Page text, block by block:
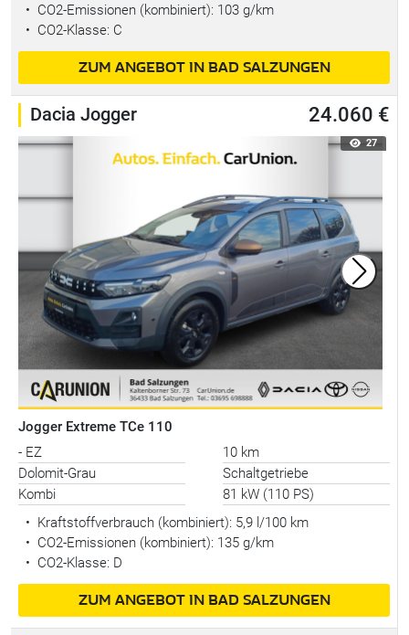
• CO2-Emissionen (kombiniert): 103 g/km
• CO2-Klasse: C
ZUM ANGEBOT IN BAD SALZUNGEN
Dacia Jogger 24.060 €
27
Jogger Extreme TCe 110
- EZ
10 km
Dolomit-Grau
Schaltgetriebe
Kombi
81 kW (110 PS)
• Kraftstoffverbrauch (kombiniert): 5,9 l/100 km
• CO2-Emissionen (kombiniert): 135 g/km
• CO2-Klasse: D
ZUM ANGEBOT IN BAD SALZUNGEN